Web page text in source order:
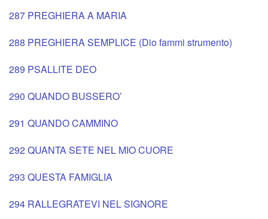
287 PREGHIERA A MARIA
288 PREGHIERA SEMPLICE (Dio fammi strumento)
289 PSALLITE DEO
290 QUANDO BUSSERO’
291 QUANDO CAMMINO
292 QUANTA SETE NEL MIO CUORE
293 QUESTA FAMIGLIA
294 RALLEGRATEVI NEL SIGNORE